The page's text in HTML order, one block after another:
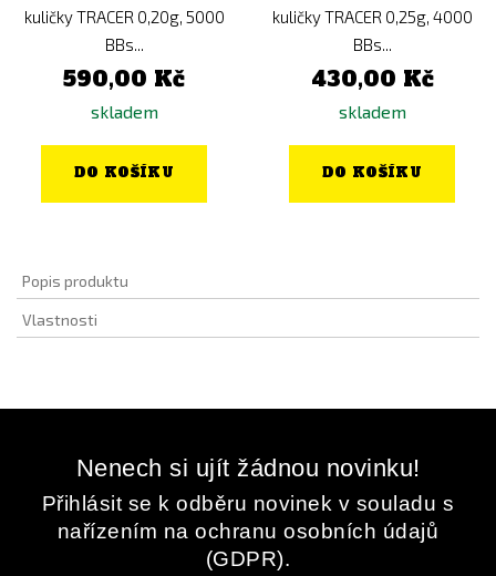
kuličky TRACER 0,20g, 5000
BBs...
590,00 Kč
skladem
DO KOŠÍKU
kuličky TRACER 0,25g, 4000
BBs...
430,00 Kč
skladem
DO KOŠÍKU
Popis produktu
Vlastnosti
Nenech si ujít žádnou novinku!
Přihlásit se k odběru novinek v souladu s
nařízením na ochranu osobních údajů
(GDPR).